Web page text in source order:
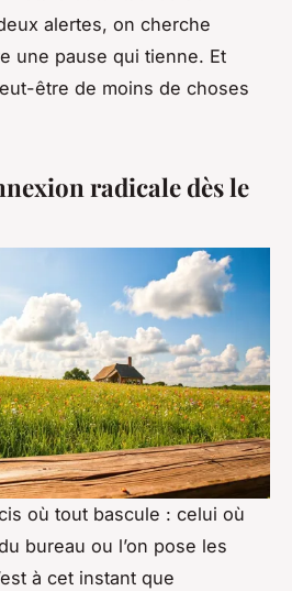
alertes, on cherche
une pause qui tienne. Et
être de moins de choses
radicale dès le
où tout bascule : celui où
bureau ou l’on pose les
à cet instant que